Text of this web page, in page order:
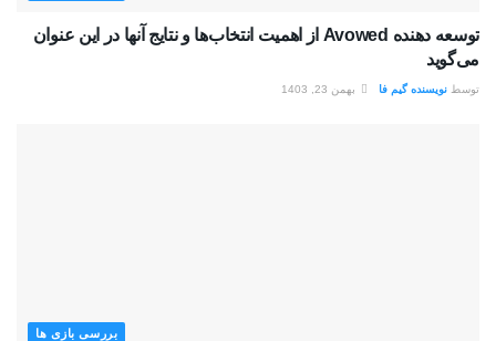
توسعه دهنده Avowed از اهمیت انتخاب‌ها و نتایج آنها در این عنوان
می‌گوید
توسط نویسنده گیم فا بهمن 23, 1403
بررسی بازی ها